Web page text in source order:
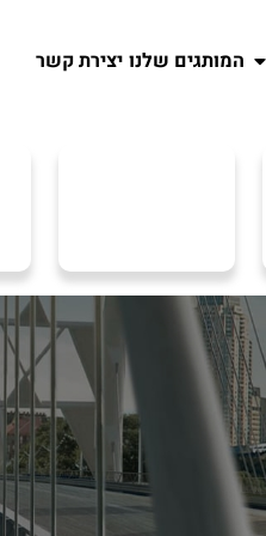
המותגים שלנו יצירת קשר